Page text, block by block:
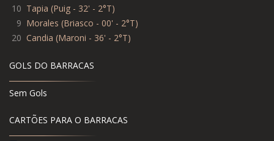
10 Tapia (Puig - 32' - 2°T)
9 Morales (Briasco - 00' - 2°T)
20 Candia (Maroni - 36' - 2°T)
GOLS DO BARRACAS
Sem Gols
CARTÕES PARA O BARRACAS